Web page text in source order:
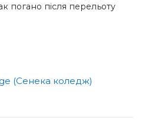
погано після перельоту
(Сенека коледж)